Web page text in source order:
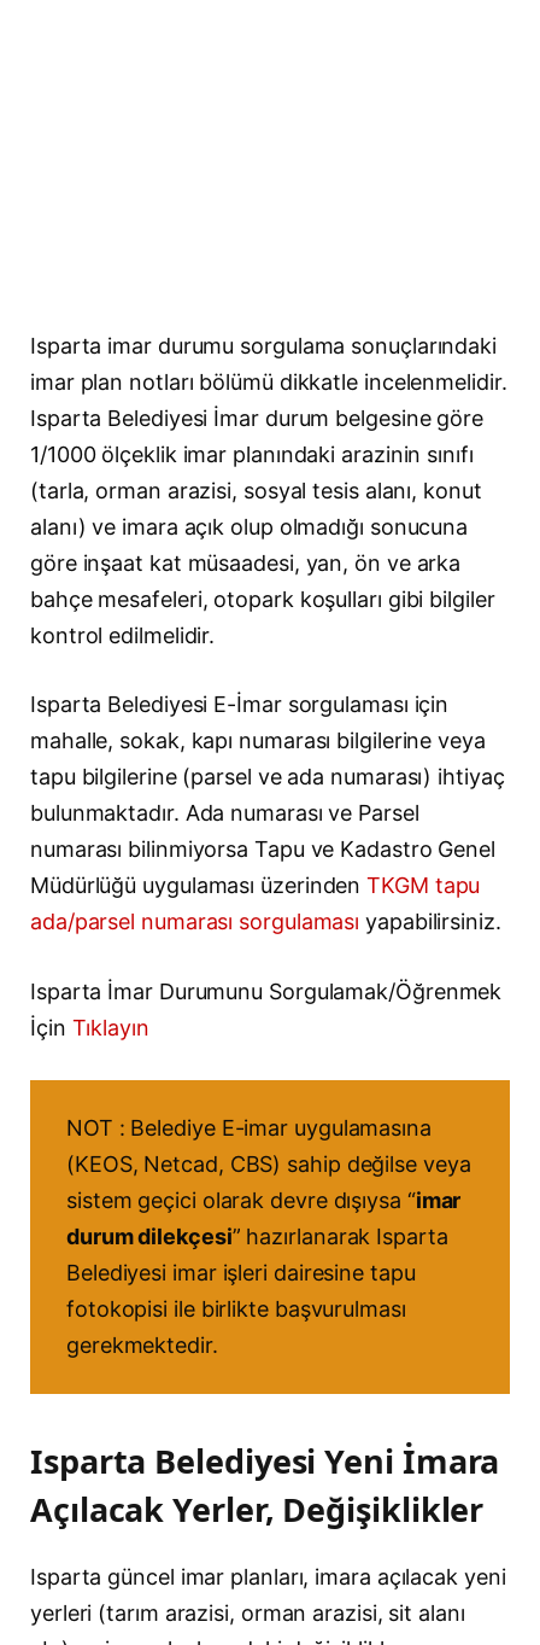
Isparta imar durumu sorgulama sonuçlarındaki
imar plan notları bölümü dikkatle incelenmelidir.
Isparta Belediyesi İmar durum belgesine göre
1/1000 ölçeklik imar planındaki arazinin sınıfı
(tarla, orman arazisi, sosyal tesis alanı, konut
alanı) ve imara açık olup olmadığı sonucuna
göre inşaat kat müsaadesi, yan, ön ve arka
bahçe mesafeleri, otopark koşulları gibi bilgiler
kontrol edilmelidir.
Isparta Belediyesi E-İmar sorgulaması için
mahalle, sokak, kapı numarası bilgilerine veya
tapu bilgilerine (parsel ve ada numarası) ihtiyaç
bulunmaktadır. Ada numarası ve Parsel
numarası bilinmiyorsa Tapu ve Kadastro Genel
Müdürlüğü uygulaması üzerindenTKGM tapu
ada/parsel numarası sorgulaması yapabilirsiniz.
Isparta İmar Durumunu Sorgulamak/Öğrenmek
İçin Tıklayın
NOT : Belediye E-imar uygulamasına
(KEOS, Netcad, CBS) sahip değilse veya
sistem geçici olarak devre dışıysa “imar
durum dilekçesi” hazırlanarak Isparta
Belediyesi imar işleri dairesine tapu
fotokopisi ile birlikte başvurulması
gerekmektedir.
Isparta Belediyesi Yeni İmara
Açılacak Yerler, Değişiklikler
Isparta güncel imar planları, imara açılacak yeni
yerleri (tarım arazisi, orman arazisi, sit alanı